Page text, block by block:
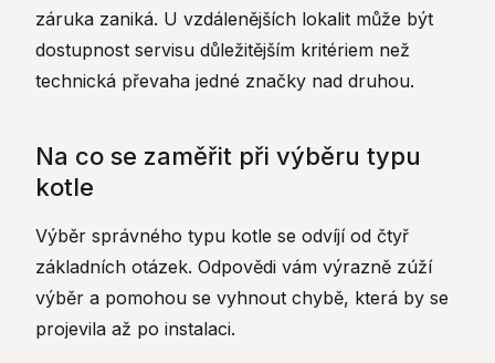
záruka zaniká. U vzdálenějších lokalit může být
dostupnost servisu důležitějším kritériem než
technická převaha jedné značky nad druhou.
Na co se zaměřit při výběru typu
kotle
Výběr správného typu kotle se odvíjí od čtyř
základních otázek. Odpovědi vám výrazně zúží
výběr a pomohou se vyhnout chybě, která by se
projevila až po instalaci.